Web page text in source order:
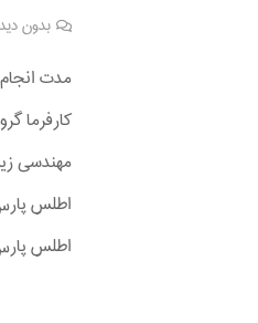
بدون
مدت
مهندسی
اطلس